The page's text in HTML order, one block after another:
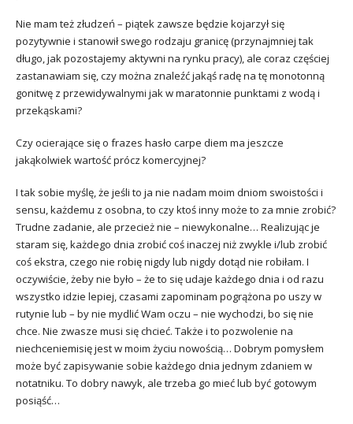
Nie mam też złudzeń – piątek zawsze będzie kojarzył się
pozytywnie i stanowił swego rodzaju granicę (przynajmniej tak
długo, jak pozostajemy aktywni na rynku pracy), ale coraz częściej
zastanawiam się, czy można znaleźć jakąś radę na tę monotonną
gonitwę z przewidywalnymi jak w maratonnie punktami z wodą i
przekąskami?
Czy ocierające się o frazes hasło carpe diem ma jeszcze
jakąkolwiek wartość prócz komercyjnej?
I tak sobie myślę, że jeśli to ja nie nadam moim dniom swoistości i
sensu, każdemu z osobna, to czy ktoś inny może to za mnie zrobić?
Trudne zadanie, ale przecież nie – niewykonalne… Realizując je
staram się, każdego dnia zrobić coś inaczej niż zwykle i/lub zrobić
coś ekstra, czego nie robię nigdy lub nigdy dotąd nie robiłam. I
oczywiście, żeby nie było – że to się udaje każdego dnia i od razu
wszystko idzie lepiej, czasami zapominam pogrążona po uszy w
rutynie lub – by nie mydlić Wam oczu – nie wychodzi, bo się nie
chce. Nie zwasze musi się chcieć. Także i to pozwolenie na
niechceniemisię jest w moim życiu nowością… Dobrym pomysłem
może być zapisywanie sobie każdego dnia jednym zdaniem w
notatniku. To dobry nawyk, ale trzeba go mieć lub być gotowym
posiąść…